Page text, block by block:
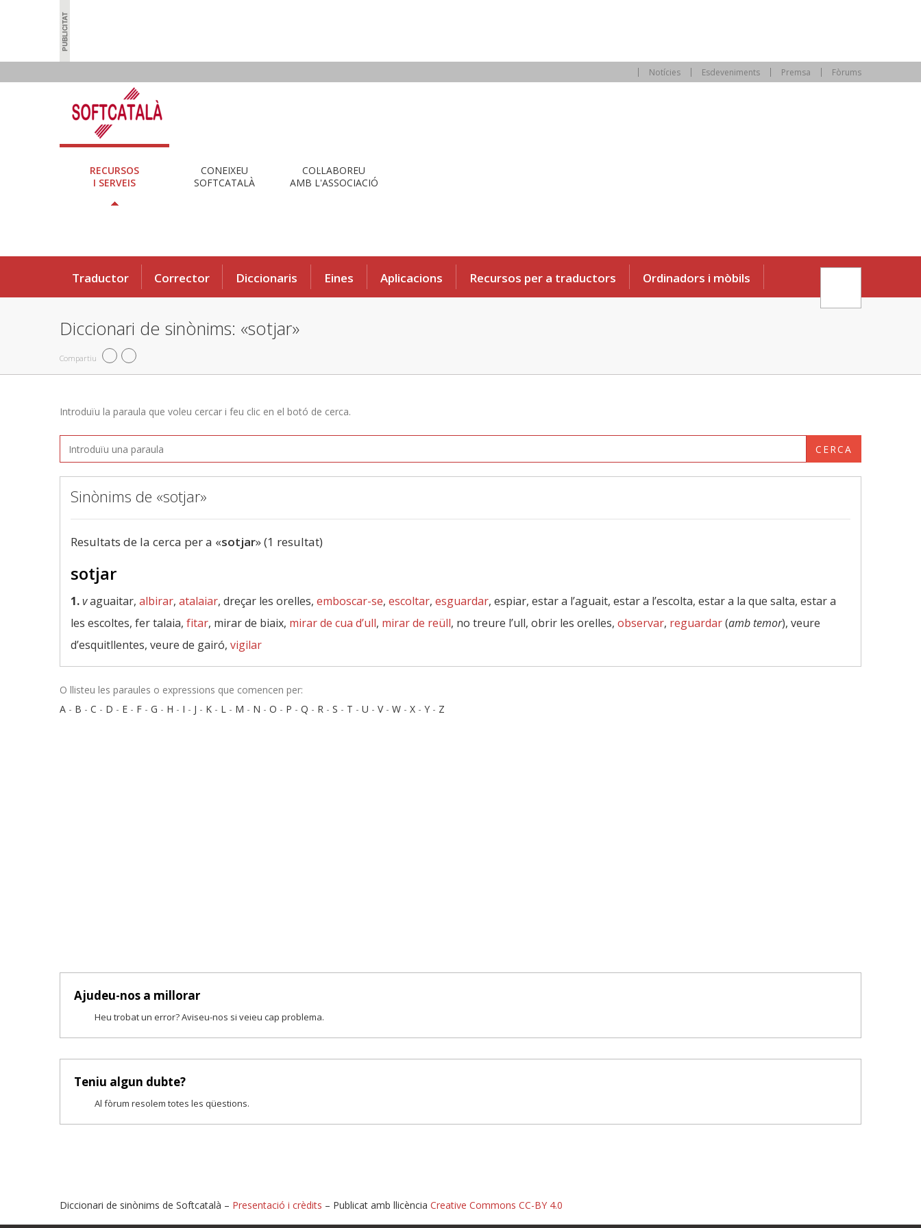
Notícies Esdeveniments Premsa Fòrums
RECURSOS
I SERVEIS
CONEIXEU
SOFTCATALÀ
COL·LABOREU
AMB L'ASSOCIACIÓ
Traductor Corrector Diccionaris Eines Aplicacions Recursos per a traductors Ordinadors i mòbils
Diccionari de sinònims: «sotjar»
Compartiu
Introduïu la paraula que voleu cercar i feu clic en el botó de cerca.
CERCA
Sinònims de «sotjar»
Resultats de la cerca per a «sotjar» (1 resultat)
sotjar
1.vaguaitar, albirar, atalaiar, dreçar les orelles, emboscar-se, escoltar, esguardar, espiar, estar a l’aguait, estar a l’escolta, estar a la que salta, estar a
les escoltes, fer talaia, fitar, mirar de biaix, mirar de cua d’ull, mirar de reüll, no treure l’ull, obrir les orelles, observar, reguardar(amb temor), veure
d’esquitllentes, veure de gairó, vigilar
O llisteu les paraules o expressions que comencen per:
A - B - C - D - E - F - G - H - I - J - K - L - M - N - O - P - Q - R - S - T - U - V- W - X - Y - Z
Ajudeu-nos a millorar
Heu trobat un error? Aviseu-nos si veieu cap problema.
Teniu algun dubte?
Al fòrum resolem totes les qüestions.
Diccionari de sinònims de Softcatalà – Presentació i crèdits – Publicat amb llicència Creative Commons CC-BY 4.0